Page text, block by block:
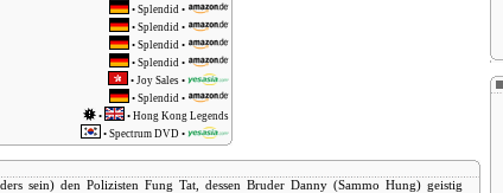
• Splendid •
• Splendid •
• Splendid •
• Splendid •
• Joy Sales •
• Splendid •
• • Hong Kong Legends
• Spectrum DVD •
sein) den Polizisten Fung Tat, dessen Bruder Danny (Sammo Hung) geistig